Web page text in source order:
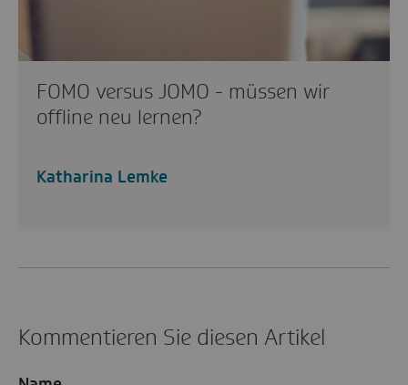
FOMO versus JOMO - müssen wir
offline neu lernen?
Katharina Lemke
Kommentieren Sie diesen Artikel